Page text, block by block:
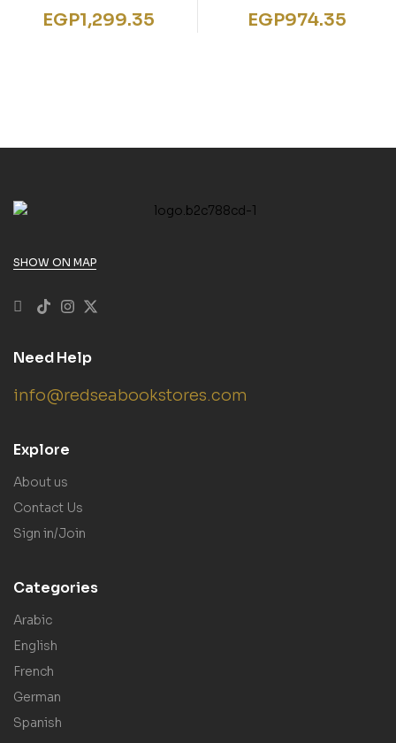
EGP1,299.35
Buch der
Allgemeinbildung
EGP974.35
SHOW ON MAP
Need Help
info@redseabookstores.com
Explore
About us
Contact Us
Sign in/Join
Categories
Arabic
English
French
German
Spanish